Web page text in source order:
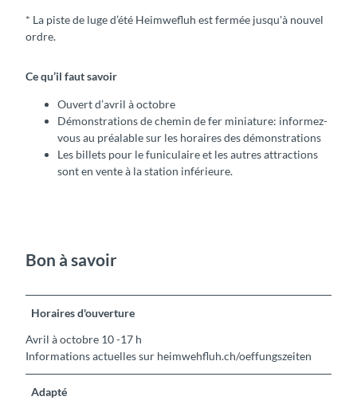
* La piste de luge d’été Heimwefluh est fermée jusqu'à nouvel
ordre.
Ce qu’il faut savoir
Ouvert d’avril à octobre
Démonstrations de chemin de fer miniature: informez-
vous au préalable sur les horaires des démonstrations
Les billets pour le funiculaire et les autres attractions
sont en vente à la station inférieure.
Bon à savoir
Horaires d'ouverture
Avril à octobre 10 -17 h
Informations actuelles sur heimwehfluh.ch/oeffungszeiten
Adapté